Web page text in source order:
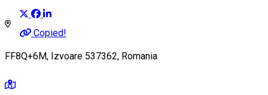
Copied!
FF8Q+6M, Izvoare 537362, Romania